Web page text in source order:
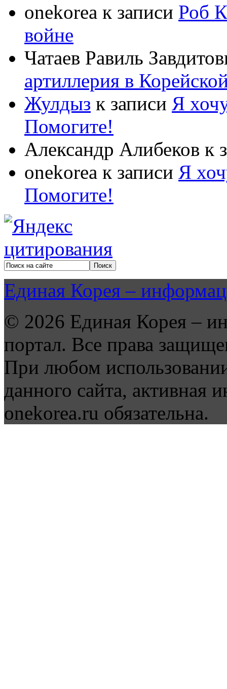
onekorea к записи Роб
войне
Чатаев Равиль
артиллерия в
Жулдыз к записи Я
Помогите!
Александр Алибеков к
onekorea к записи Я
Помогите!
Единая Корея –
© 2026 Единая Корея –
портал. Все права
При любом
данного сайта, активная
onekorea.ru обязательна.